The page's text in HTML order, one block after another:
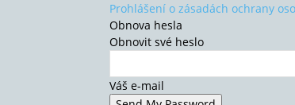
Prohlášení o zásadách ochrany
Obnova hesla
Obnovit své heslo
Váš e-mail